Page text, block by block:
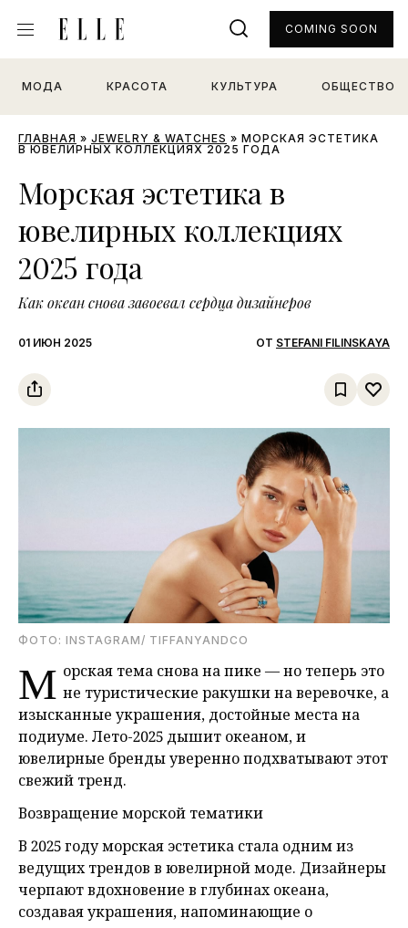
МОДА КРАСОТА КУЛЬТУРА ОБЩЕСТВО
COMING SOON
ГЛАВНАЯ » JEWELRY & WATCHES » МОРСКАЯ ЭСТЕТИКА
В ЮВЕЛИРНЫХ КОЛЛЕКЦИЯХ 2025 ГОДА
Морская эстетика в
ювелирных коллекциях
2025 года
Как океан снова завоевал сердца дизайнеров
01 ИЮН 2025 ОТ STEFANI FILINSKAYA
ФОТО: INSTAGRAM/ TIFFANYANDCO
М орская тема снова на пике — но теперь это
не туристические ракушки на веревочке, а
изысканные украшения, достойные места на
подиуме. Лето-2025 дышит океаном, и
ювелирные бренды уверенно подхватывают этот
свежий тренд.
Возвращение морской тематики
В 2025 году морская эстетика стала одним из
ведущих трендов в ювелирной моде. Дизайнеры
черпают вдохновение в глубинах океана,
создавая украшения, напоминающие о